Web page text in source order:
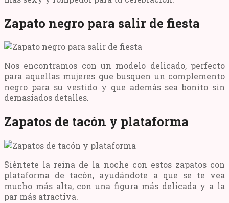
Zapato negro para salir de fiesta
Nos encontramos con un modelo delicado, perfecto
para aquellas mujeres que busquen un complemento
negro para su vestido y que además sea bonito sin
demasiados detalles.
Zapatos de tacón y plataforma
Siéntete la reina de la noche con estos zapatos con
plataforma de tacón, ayudándote a que se te vea
mucho más alta, con una figura más delicada y a la
par más atractiva.